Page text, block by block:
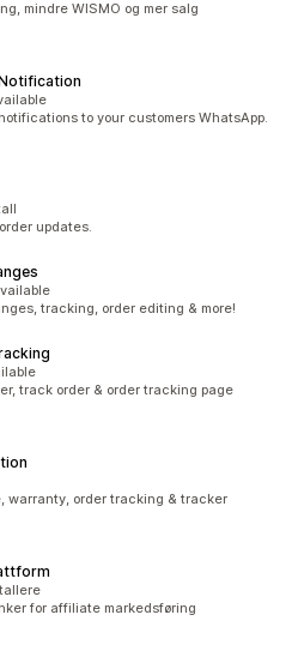
mindre WISMO og mer salg
to your customers WhatsApp.
updates.
tracking, order editing & more!
track order & order tracking page
warranty, order tracking & tracker
for affiliate markedsføring